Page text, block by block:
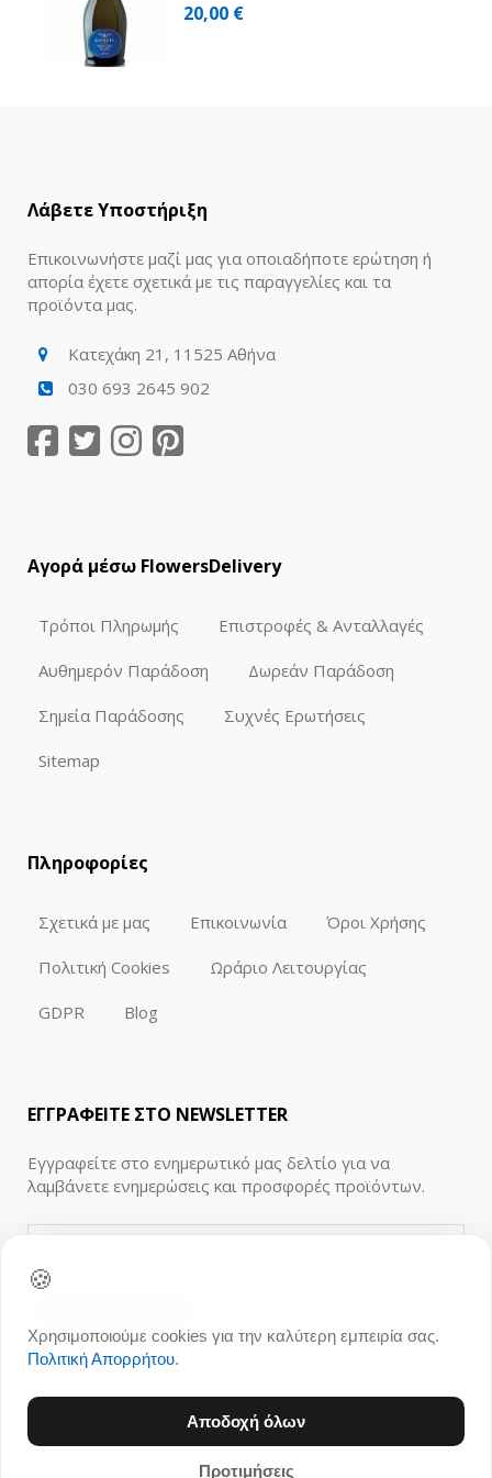
20,00 €
Λάβετε Υποστήριξη
Επικοινωνήστε μαζί μας για οποιαδήποτε ερώτηση ή
απορία έχετε σχετικά με τις παραγγελίες και τα
προϊόντα μας.
Κατεχάκη 21, 11525 Αθήνα
030 693 2645 902
🍪
Χρησιμοποιούμε cookies για την καλύτερη εμπειρία σας.
Πολιτική Απορρήτου.
Αποδοχή όλων
Προτιμήσεις
Αγορά μέσω FlowersDelivery
Τρόποι Πληρωμής Επιστροφές & Ανταλλαγές
Αυθημερόν Παράδοση Δωρεάν Παράδοση
Σημεία Παράδοσης Συχνές Ερωτήσεις
Sitemap
Πληροφορίες
Σχετικά με μας Επικοινωνία Όροι Χρήσης
Πολιτική Cookies Ωράριο Λειτουργίας
GDPR Blog
ΕΓΓΡΑΦΕΙΤΕ ΣΤΟ NEWSLETTER
Εγγραφείτε στο ενημερωτικό μας δελτίο για να
λαμβάνετε ενημερώσεις και προσφορές προϊόντων.